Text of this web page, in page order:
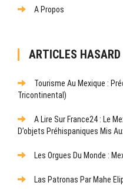
A Propos
ARTICLES HASARD
Tourisme Au Mexique :
Tricontinental)
A Lire Sur France24 : Le
D’objets Préhispaniques Mis
Les Orgues Du Monde :
Las Patronas Par Mahe